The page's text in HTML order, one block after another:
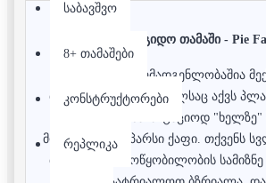
საბავშვო
8+ თამაშები
კონსტრუქტორები
რეპლიკა
სამაგიდო თამაში - Pie
თამაშის შემადგენლობაშია
მოწყობილობა, რომელსაც აქვს
ნამცხვრის საიმიტაციოდ
მოათავსოთ საპარსი ქაფი. თქვენს
მოათავსოთ მოწყობილობის სამიზნე